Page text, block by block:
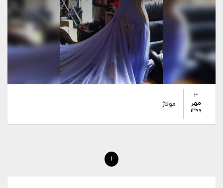
3
مهر
1399
مولاژ
1